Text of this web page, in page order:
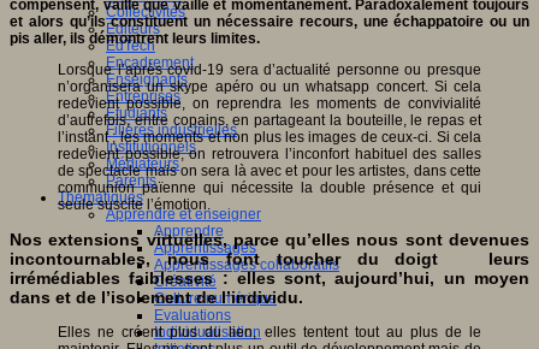
Collectivités
Editeurs
EdTech
Encadrement
Enseignants
Entreprises
Etudiants
Filières industrielles
Institutionnels
Médiateurs
Parents
Thématiques
Apprendre et enseigner
Apprendre
Apprentissages
Apprentissages collaboratifs
Créativité
Culture numérique
Evaluations
Individualisation
compensent, vaille que vaille et momentanément. Paradoxalement toujours
et alors qu’ils constituent un nécessaire recours, une échappatoire ou un
pis aller, ils démontrent leurs limites.
Lorsque l’après covid-19 sera d’actualité personne ou presque
n’organisera un skype apéro ou un whatsapp concert. Si cela
redevient possible, on reprendra les moments de convivialité
d’autrefois, entre copains, en partageant la bouteille, le repas et
l’instant ; les moments et non plus les images de ceux-ci. Si cela
redevient possible, on retrouvera l’inconfort habituel des salles
de spectacle mais on sera là avec et pour les artistes, dans cette
communion païenne qui nécessite la double présence et qui
seule suscite l’émotion.
Nos extensions virtuelles, parce qu’elles nous sont devenues
incontournables, nous font toucher du doigt leurs
irrémédiables faiblesses : elles sont, aujourd’hui, un moyen
dans et de l’isolement de l’individu.
Elles ne créent plus du lien, elles tentent tout au plus de le